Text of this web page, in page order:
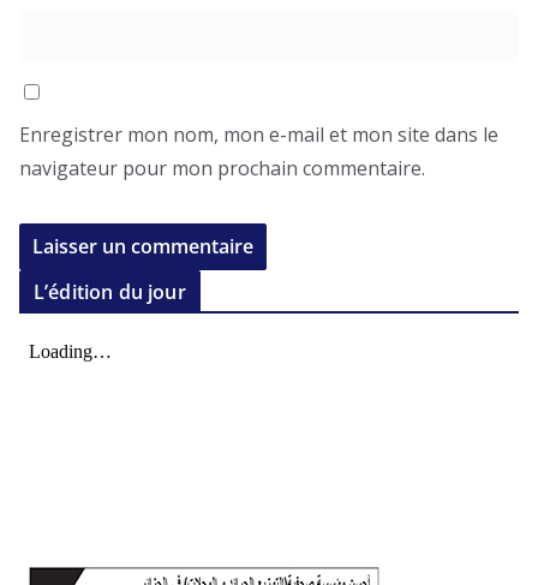
Enregistrer mon nom, mon e-mail et mon site dans le
navigateur pour mon prochain commentaire.
L’édition du jour